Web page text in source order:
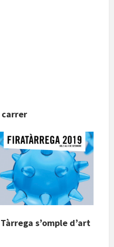
carrer
s’omple d’art